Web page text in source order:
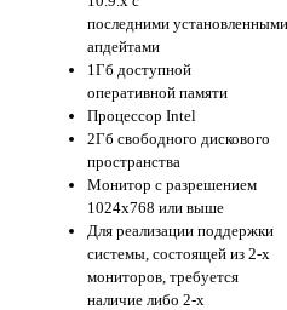
последними установленными
апдейтами
1Гб доступной
оперативной памяти
Процессор Intel
2Гб свободного дискового
пространства
Монитор с разрешением
1024х768 или выше
Для реализации поддержки
системы, состоящей из 2-х
мониторов, требуется
наличие либо 2-х